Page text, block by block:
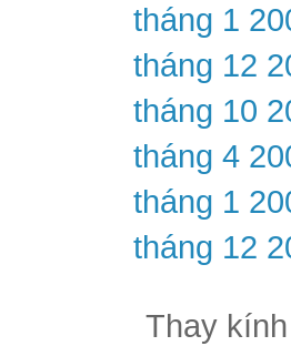
tháng 1
tháng 12
tháng 10
tháng 4
tháng 1
tháng 12
Thay